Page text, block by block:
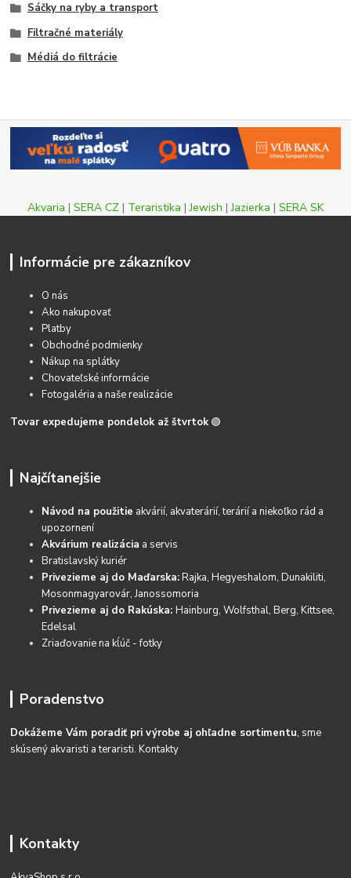
Sáčky na ryby a transport
Filtračné materiály
Médiá do filtrácie
Akvaria | SERA CZ | Teraristika |Jewish |Jazierka | SERA SK
Informácie pre zákazníkov
O nás
Ako nakupovať
Platby
Obchodné podmienky
Nákup na splátky
Chovateľské informácie
Fotogaléria a naše realizácie
Tovar expedujeme pondelok až štvrtok 🟢
Najčítanejšie
Návod na použitie akvárií, akvaterárií, terárií a niekoľko rád a
upozornení
Akvárium realizácia a servis
Bratislavský kuriér
Privezieme aj do Maďarska:Rajka, Hegyeshalom, Dunakiliti,
Mosonmagyarovár, Janossomoria
Privezieme aj do Rakúska:Hainburg, Wolfsthal, Berg, Kittsee,
Edelsal
Zriaďovanie na kĺúč - fotky
Poradenstvo
Dokážeme Vám poradiť pri výrobe aj ohľadne sortimentu, sme
skúsený akvaristi a teraristi.Kontakty
Kontakty